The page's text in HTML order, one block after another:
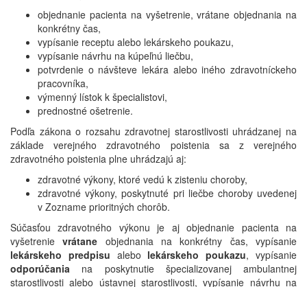
objednanie pacienta na vyšetrenie, vrátane objednania na
konkrétny čas,
vypísanie receptu alebo lekárskeho poukazu,
vypísanie návrhu na kúpeľnú liečbu,
potvrdenie o návšteve lekára alebo iného zdravotníckeho
pracovníka,
výmenný lístok k špecialistovi,
prednostné ošetrenie.
Podľa zákona o rozsahu zdravotnej starostlivosti uhrádzanej na
základe verejného zdravotného poistenia sa z verejného
zdravotného poistenia plne uhrádzajú aj:
zdravotné výkony, ktoré vedú k zisteniu choroby,
zdravotné výkony, poskytnuté pri liečbe choroby uvedenej
v Zozname prioritných chorôb.
Súčasťou zdravotného výkonu je aj objednanie pacienta na
vyšetrenievrátane objednania na konkrétny čas, vypísanie
lekárskeho predpisu alebo lekárskeho poukazu, vypísanie
odporúčania na poskytnutie špecializovanej ambulantnej
starostlivosti alebo ústavnej starostlivosti, vypísanie návrhu na